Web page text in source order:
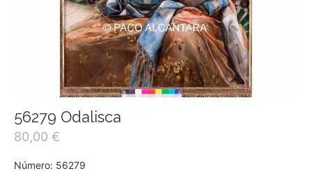
56279 Odalisca
80,00 €
Número: 56279